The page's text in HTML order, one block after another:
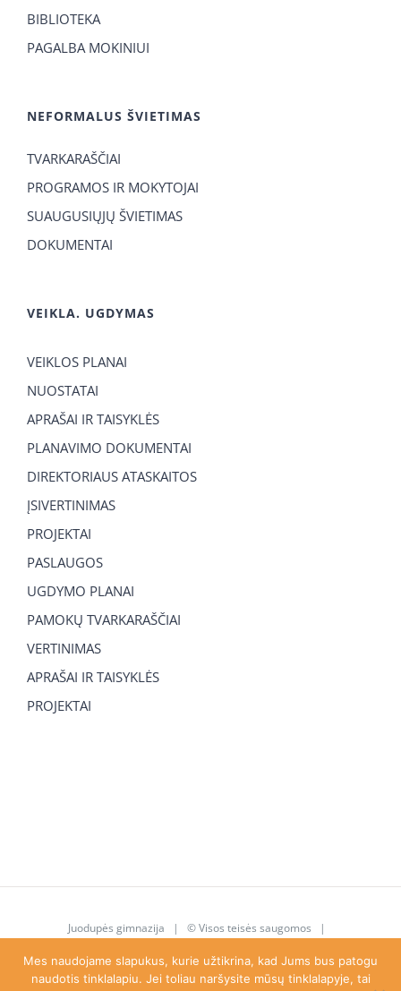
BIBLIOTEKA
PAGALBA MOKINIUI
NEFORMALUS ŠVIETIMAS
TVARKARAŠČIAI
PROGRAMOS IR MOKYTOJAI
SUAUGUSIŲJŲ ŠVIETIMAS
DOKUMENTAI
VEIKLA. UGDYMAS
VEIKLOS PLANAI
NUOSTATAI
APRAŠAI IR TAISYKLĖS
PLANAVIMO DOKUMENTAI
DIREKTORIAUS ATASKAITOS
ĮSIVERTINIMAS
PROJEKTAI
PASLAUGOS
UGDYMO PLANAI
PAMOKŲ TVARKARAŠČIAI
VERTINIMAS
APRAŠAI IR TAISYKLĖS
PROJEKTAI
Juodupės gimnazija | © Visos teisės saugomos |
juodupe.gimnazija@gmail.com| 8 615 92 763
Mes naudojame slapukus, kurie užtikrina, kad Jums bus patogu
naudotis tinklalapiu. Jei toliau naršysite mūsų tinklalapyje, tai